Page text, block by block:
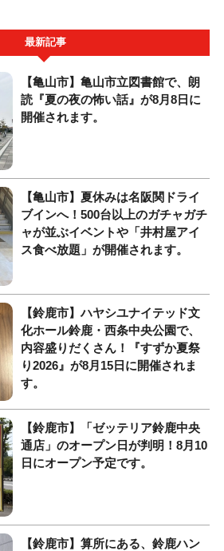
最新記事
【亀山市】亀山市立図書館で、朗
読『夏の夜の怖い話』が8月8日に
開催されます。
【亀山市】夏休みは名阪関ドライ
ブインへ！500台以上のガチャガチ
ャが並ぶイベントや「井村屋アイ
ス食べ放題」が開催されます。
【鈴鹿市】ハヤシユナイテッド文
化ホール鈴鹿・西条中央公園で、
内容盛りだくさん！『すずか夏祭
り2026』が8月15日に開催されま
す。
【鈴鹿市】「ゼッテリア鈴鹿中央
通店」のオープン日が判明！8月10
日にオープン予定です。
【鈴鹿市】算所にある、鈴鹿ハン